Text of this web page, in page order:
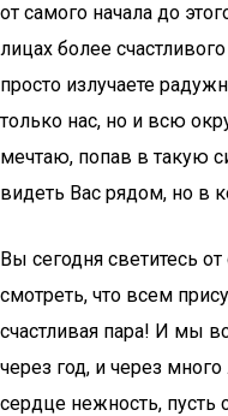
от самого начала до
лицах более
просто излучаете
только нас, но и всю
мечтаю, попав в такую
видеть Вас рядом, но в
Вы сегодня светитесь от
смотреть, что всем
счастливая пара! И мы
через год, и через много
сердце нежность, пусть